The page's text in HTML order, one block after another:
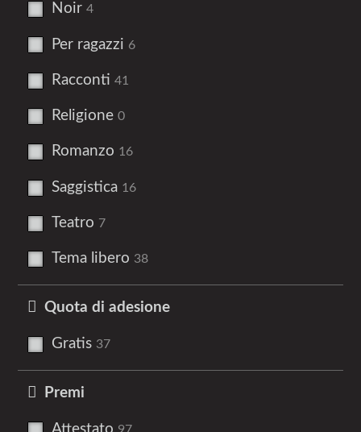
Noir4
Per ragazzi 6
Racconti41
Religione0
Romanzo 16
Saggistica 16
Teatro 7
Tema libero 38
Quota di adesione
Gratis 37
Premi